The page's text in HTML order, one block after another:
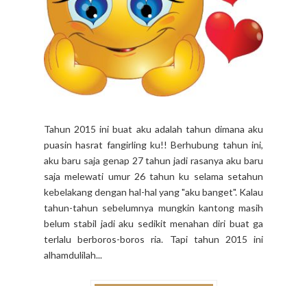
Tahun 2015 ini buat aku adalah tahun dimana aku
puasin hasrat fangirling ku!! Berhubung tahun ini,
aku baru saja genap 27 tahun jadi rasanya aku baru
saja melewati umur 26 tahun ku selama setahun
kebelakang dengan hal-hal yang "aku banget". Kalau
tahun-tahun sebelumnya mungkin kantong masih
belum stabil jadi aku sedikit menahan diri buat ga
terlalu berboros-boros ria. Tapi tahun 2015 ini
alhamdulilah...